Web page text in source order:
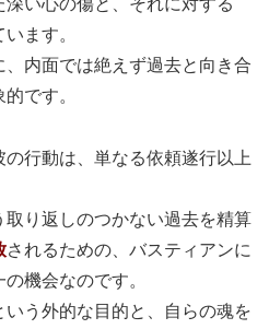
ます。
内面では絶えず過去と向き合
です。
の行動は、単なる依頼遂行以上
り返しのつかない過去を精算
されるための、バスティアンに
機会なのです。
う外的な目的と、自らの魂を